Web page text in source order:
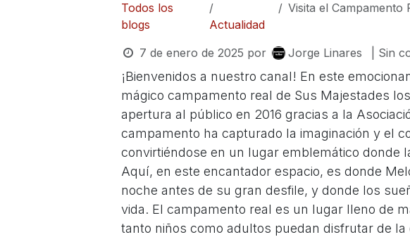
Todos los
blogs
Actualidad
Visita el Campamento
7 de enero de 2025 por Jorge Linares | Sin
¡Bienvenidos a nuestro canal! En este
mágico campamento real de Sus Majestades
apertura al público en 2016 gracias a la
campamento ha capturado la imaginación y el
convirtiéndose en un lugar emblemático donde
Aquí, en este encantador espacio, es donde
noche antes de su gran desfile, y donde los
vida. El campamento real es un lugar lleno de
tanto niños como adultos puedan disfrutar de la